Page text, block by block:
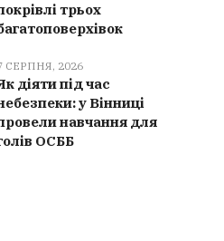
трьох
СЕРПНЯ, 2026
діяти під час
у Вінниці
навчання для
ОСББ